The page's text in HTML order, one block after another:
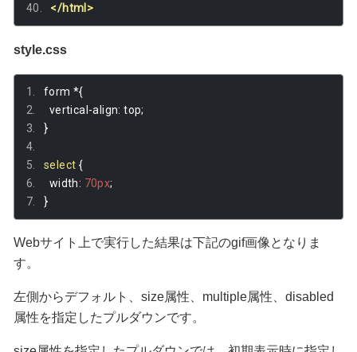
</html>
style.css
form *{
  vertical
-align: top;
}
select {
  width
: 70px;
}
Webサイト上で実行した結果は下記のgif画像となりま
す。
左側からデフォルト、size属性、multiple属性、disabled
属性を指定したプルダウンです。